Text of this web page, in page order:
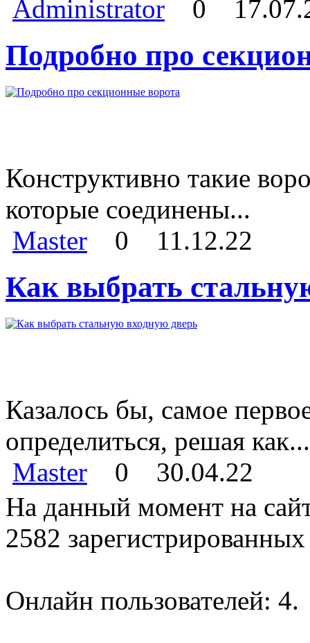
Administrator 0
Подробно про
Конструктивно такие
которые соединены...
Master
0 11.12.22
Как выбрать
Казалось бы, самое
определиться, решая как...
Master
0
30.04.22
На данный момент на
2582 зарегистрированных
Онлайн пользователей: 4.